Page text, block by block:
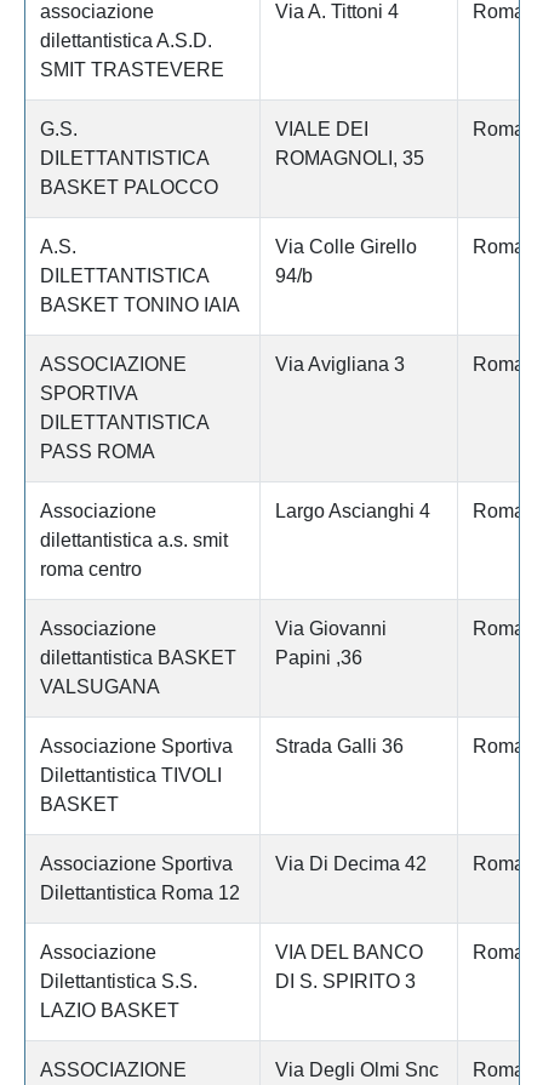
associazione
dilettantistica A.S.D.
SMIT TRASTEVERE
Via A. Tittoni 4 Roma
G.S.
DILETTANTISTICA
BASKET PALOCCO
VIALE DEI
ROMAGNOLI, 35
Roma
A.S.
DILETTANTISTICA
BASKET TONINO IAIA
Via Colle Girello
94/b
Roma
ASSOCIAZIONE
SPORTIVA
DILETTANTISTICA
PASS ROMA
Via Avigliana 3 Roma
Associazione
dilettantistica a.s. smit
roma centro
Largo Ascianghi 4 Roma
Associazione
dilettantistica BASKET
VALSUGANA
Via Giovanni
Papini ,36
Roma
Associazione Sportiva
Dilettantistica TIVOLI
BASKET
Strada Galli 36 Roma
Associazione Sportiva
Dilettantistica Roma 12
Via Di Decima 42 Roma
Associazione
Dilettantistica S.S.
LAZIO BASKET
VIA DEL BANCO
DI S. SPIRITO 3
Roma
ASSOCIAZIONE
Via Degli Olmi Snc Roma